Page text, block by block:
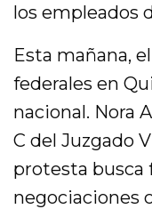
los empleados
Esta mañana,
federales en
nacional. Nora
C del Juzgado
protesta busca
negociaciones